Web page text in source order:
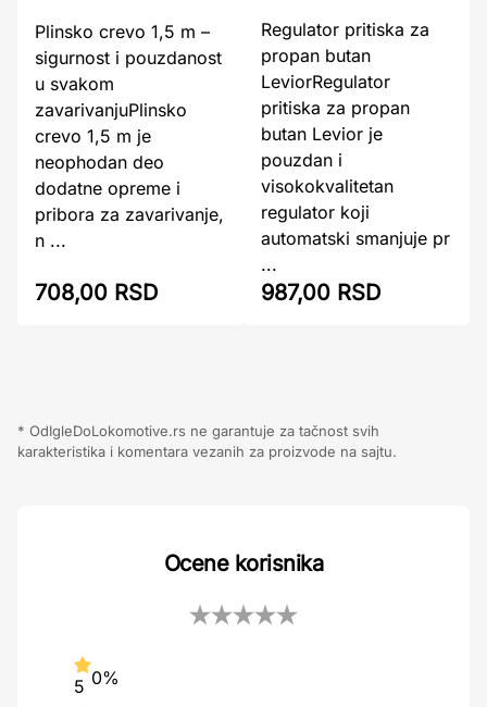
Plinsko crevo 1,5 m –
sigurnost i pouzdanost
u svakom
zavarivanjuPlinsko
crevo 1,5 m je
neophodan deo
dodatne opreme i
pribora za zavarivanje,
n ...
708,00 RSD
Regulator pritiska za
propan butan
LeviorRegulator
pritiska za propan
butan Levior je
pouzdan i
visokokvalitetan
regulator koji
automatski smanjuje pr
...
987,00 RSD
* OdIgleDoLokomotive.rs ne garantuje za tačnost svih
karakteristika i komentara vezanih za proizvode na sajtu.
Ocene korisnika
5 0%